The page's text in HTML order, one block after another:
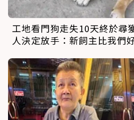
工地看門狗走失10天終於尋
人決定放手：新飼主比我們